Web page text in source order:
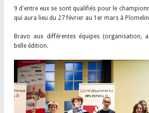
9 d'entre eux se sont qualifiés pour le
qui aura lieu du 27 février au 1er mars à
Bravo aux différentes équipes (organisation,
belle édition.